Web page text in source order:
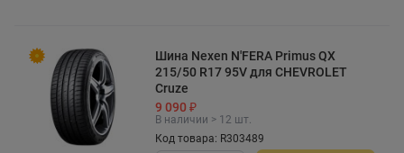
Шина Nexen N'FERA Primus QX
215/50 R17 95V для CHEVROLET
Cruze
9 090 ₽
В наличии > 12 шт.
Код товара: R303489